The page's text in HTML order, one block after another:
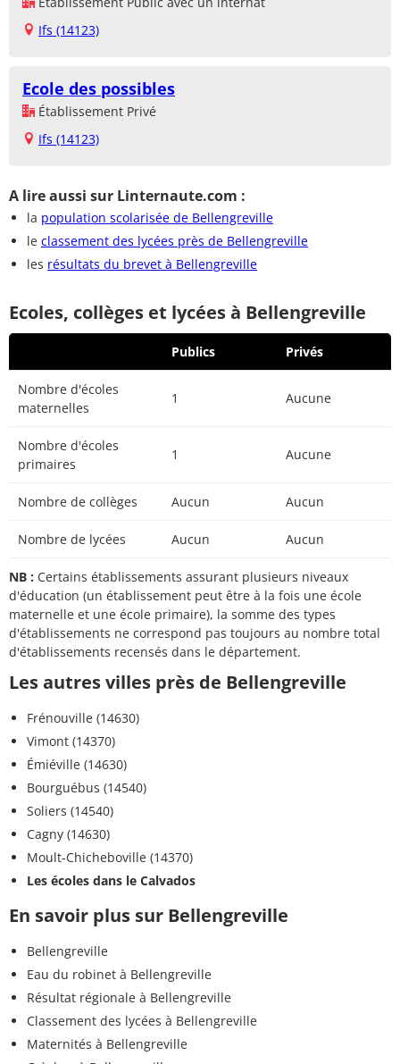
Ifs (14123)
Ecole des possibles
Établissement Privé
Ifs (14123)
A lire aussi sur Linternaute.com :
la population scolarisée de Bellengreville
le classement des lycées près de Bellengreville
les résultats du brevet à Bellengreville
Ecoles, collèges et lycées à Bellengreville
Publics Privés
Nombre d'écoles
maternelles
1 Aucune
Nombre d'écoles
primaires
1 Aucune
Nombre de collèges Aucun Aucun
Nombre de lycées Aucun Aucun
NB : Certains établissements assurant plusieurs niveaux
d'éducation (un établissement peut être à la fois une école
maternelle et une école primaire), la somme des types
d'établissements ne correspond pas toujours au nombre total
d'établissements recensés dans le département.
Les autres villes près de Bellengreville
Frénouville (14630)
Vimont (14370)
Émiéville (14630)
Bourguébus (14540)
Soliers (14540)
Cagny (14630)
Moult-Chicheboville (14370)
Les écoles dans le Calvados
En savoir plus sur Bellengreville
Bellengreville
Eau du robinet à Bellengreville
Résultat régionale à Bellengreville
Classement des lycées à Bellengreville
Maternités à Bellengreville